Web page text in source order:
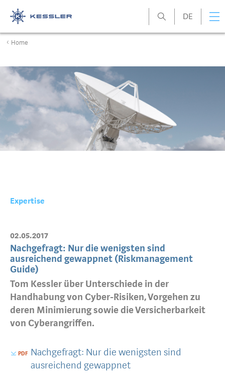
Kessler DE
Home
Expertise
02.05.2017
Nachgefragt: Nur die wenigsten sind
ausreichend gewappnet (Riskmanagement
Guide)
Tom Kessler über Unterschiede in der
Handhabung von Cyber-Risiken, Vorgehen zu
deren Minimierung sowie die Versicherbarkeit
von Cyberangriffen.
Nachgefragt: Nur die wenigsten sind
ausreichend gewappnet